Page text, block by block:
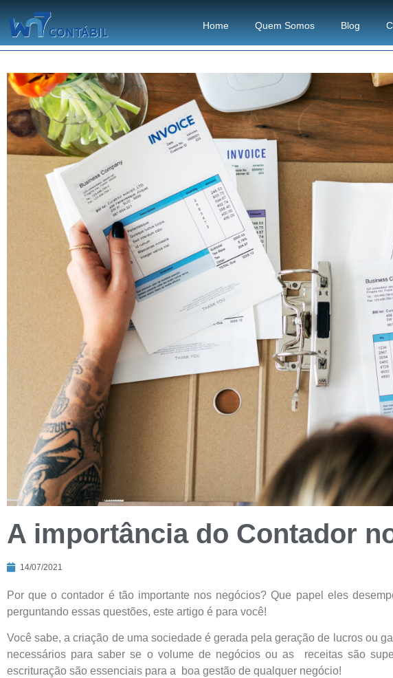
Home Quem Somos Blog
A importância do Contador
14/07/2021
Por que o contador é tão importante nos negócios? Que papel eles
perguntando essas questões, este artigo é para você!
Você sabe, a criação de uma sociedade é gerada pela geração de lucros ou
necessários para saber se o volume de negócios ou as receitas são
escrituração são essenciais para a boa gestão de qualquer negócio!